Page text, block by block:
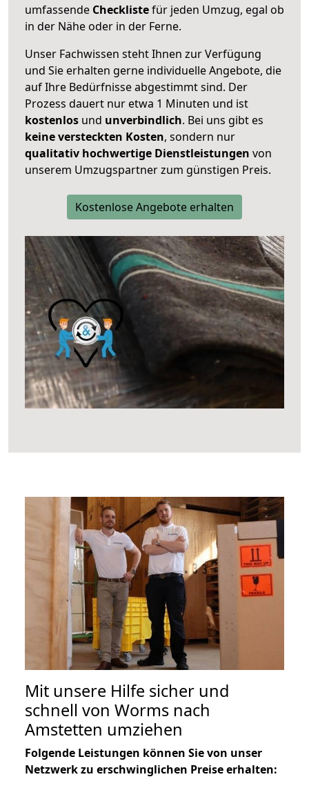
umfassende Checklistefür jeden Umzug, egal ob
in der Nähe oder in der Ferne.
Unser Fachwissen steht Ihnen zur Verfügung
und Sie erhalten gerne individuelle Angebote, die
auf Ihre Bedürfnisse abgestimmt sind. Der
Prozess dauert nur etwa 1 Minuten und ist
kostenlos und unverbindlich. Bei uns gibt es
keine versteckten Kosten, sondern nur
qualitativ hochwertige Dienstleistungen von
unserem Umzugspartner zum günstigen Preis.
Kostenlose Angebote erhalten
Mit unsere Hilfe sicher und
schnell von Worms nach
Amstetten umziehen
Folgende Leistungen können Sie von unser
Netzwerk zu erschwinglichen Preise erhalten: